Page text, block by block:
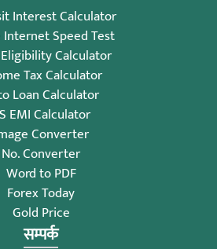
Interest Calculator
Speed Test
Calculator
Tax Calculator
Loan Calculator
EMI Calculator
Converter
No. Converter
Word to PDF
Forex Today
Gold Price
सम्पर्क